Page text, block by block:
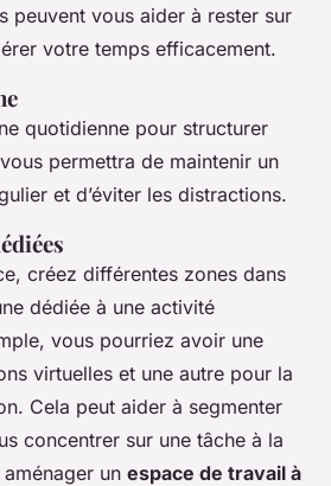
peuvent vous aider à rester sur
votre temps efficacement.
quotidienne pour structurer
permettra de maintenir un
et d’éviter les distractions.
créez différentes zones dans
dédiée à une activité
vous pourriez avoir une
virtuelles et une autre pour la
Cela peut aider à segmenter
concentrer sur une tâche à la
un espace de travail à